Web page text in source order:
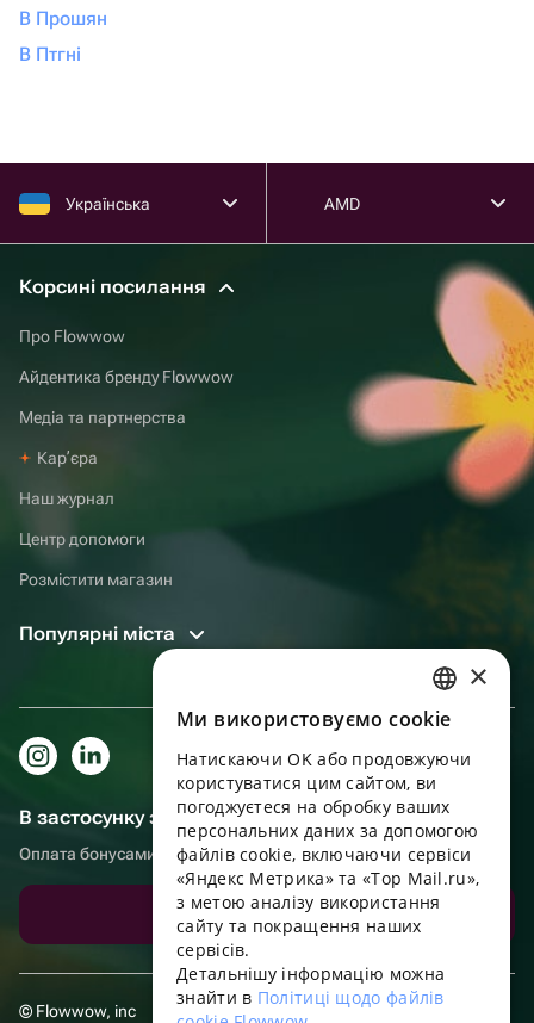
В Прошян
В Птгні
Українська AMD
Корсині посилання
Про Flowwow
Айдентика бренду Flowwow
Медіа та партнерства
Карʼєра
Наш журнал
Центр допомоги
Розмістити магазин
Популярні міста
В застосунку зручніше!
Оплата бонусами, самовивіз, зручний чат підтримки
Завантажити додаток
© Flowwow, inc
RUSSIAN
ENGLISH
UKRAINIAN
PORTUGUESE
SPANISH
HUNGARIAN
FRENCH
×
Ми використовуємо cookie
Натискаючи OK або продовжуючи
користуватися цим сайтом, ви
погоджуєтеся на обробку ваших
персональних даних за допомогою
файлів cookie, включаючи сервіси
«Яндекс Метрика» та «Top Mail.ru»,
з метою аналізу використання
сайту та покращення наших
сервісів.
Детальнішу інформацію можна
знайти в Політиці щодо файлів